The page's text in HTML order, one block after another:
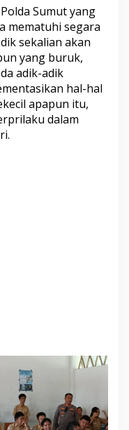
Polda Sumut yang
mematuhi segara
sekalian akan
yang buruk,
adik-adik
hal-hal
apapun itu,
dalam